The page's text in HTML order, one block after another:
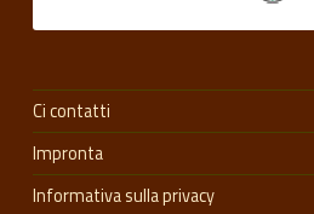
Ci contatti
Impronta
Informativa sulla privacy